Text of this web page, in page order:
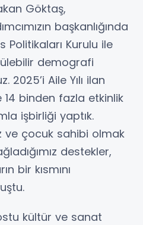
Göktaş,
başkanlığında
Politikaları Kurulu ile
demografi
Aile Yılı ilan
binden fazla etkinlik
işbirliği yaptık.
ve çocuk sahibi olmak
destekler,
bir kısmını
kültür ve sanat